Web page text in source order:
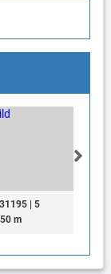
| 5
m